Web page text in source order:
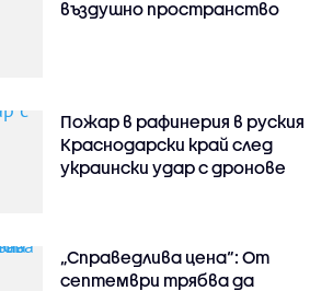
въздушно пространство
Пожар в рафинерия в руския
Краснодарски край след
украински удар с дронове
„Справедлива цена“: От
септември трябва да